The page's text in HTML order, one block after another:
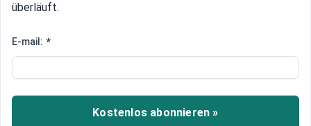
Kurz vor dem nächsten "Halving":
weiter?
Der Bitcoin hat in diesem Jahr eine rasante Rally
überläuft.
E-mail: *
Kostenlos abonnieren »